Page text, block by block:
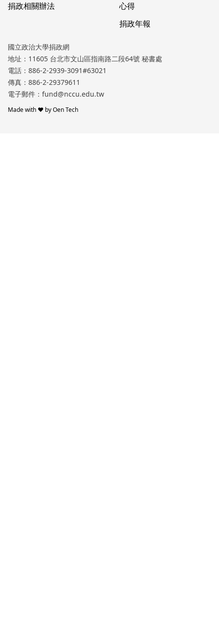
捐政相關辦法
心得
捐政年報
國立政治大學捐政網
地址：11605 台北市文山區指南路二段64號 秘書處
電話： 886-2-2939-3091#63021
傳真： 886-2-29379611
電子郵件： fund@nccu.edu.tw
Made with ♥ byOen Tech